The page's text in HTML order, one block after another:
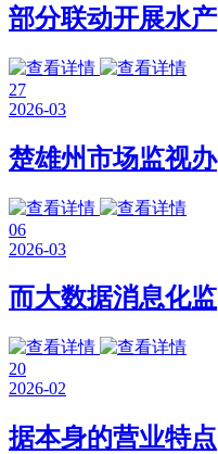
部分联动开展水产
27
2026-03
楚雄州市场监视办
06
2026-03
而大数据消息化监
20
2026-02
据本身的营业特点